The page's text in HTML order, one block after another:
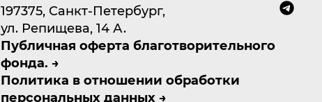
197375, Санкт-Петербург,
ул. Репищева, 14 А.
Публичная оферта благотворительного
фонда.
Политика в отношении обработки
персональных данных